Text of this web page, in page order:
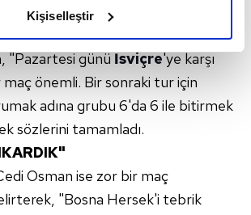
gösterdiğimizi ve bu noktada,
sizlere hatırlatmak isteriz.
bu çerezlere izin vermedikleri
hedefli reklamlar
hizmet sunabilmek için İnternet
ve üçüncü kişilere ait çerezler
Kişiselleştir
söyledi.
tamamlamak istediklerini dile
"Pazartesi günü İsviçre'ye karşı
önemli. Bir sonraki tur için
adına grubu 6'da 6 ile bitirmek
sözlerini tamamladı.
Osman ise zor bir maç
"Bosna Hersek'i tebrik